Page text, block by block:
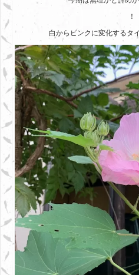
！
白からピンクに変化するタ